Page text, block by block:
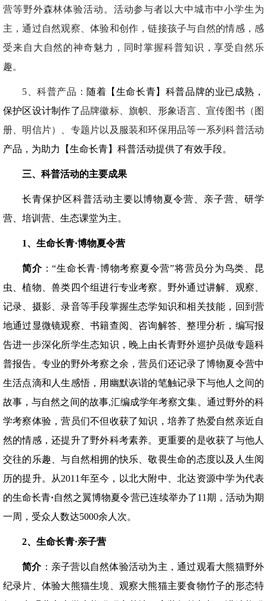
营等野外森林体验活动。活动参与者以大中城市中小学生为
主，通过自然观察、体验和创作，链接孩子与自然的情感，感
受来自大自然的神奇魅力，同时掌握科普知识，享受自然乐
趣。
5 、科普产品： 随着【生命长青】科普品牌的业已成熟，
保护区设计制作了品牌徽标、旗帜、形象语言、宣传图书（图
册、明信片）、专题片以及服装和环保用品等一系列科普活动
产品，为助力【生命长青】科普活动提供了有效手段。
三、科普活动的主要成果
长青保护区科普活动主要以博物夏令营、亲子营、研学
营、培训营、生态课堂为主。
1、生命长青·博物夏令营
简介：“生命长青·博物考察夏令营”将营员分为鸟类、昆
虫、植物、兽类四个组进行专业考察。野外通过讲解、观察、
记录、摄影、录音等手段掌握生态学知识和相关技能，回到营
地通过显微镜观察、书籍查阅、咨询解答、整理分析，编写报
告进一步深化所学生态知识，晚上由长青野外巡护员做专题科
普报告。专业的野外考察之余，营员们还记录了博物夏令营中
生活点滴和人生感悟，用幽默诙谐的笔触记录下与他人之间的
故事，与自然之间的故事,汇编成学年考察文集。通过野外的科
学考察体验，营员们不但收获了知识，培养了热爱自然亲近自
然的情感，还提升了野外科考素养。更重要的是收获了与他人
交往的乐趣、与自然相拥的快乐、敬畏生命的态度以及人生阅
历的提升。从2011年至今，以北大附中、北达资源中学为代表
的生命长青·自然之翼博物夏令营已连续举办了11期，活动为期
一周，受众人数达5000余人次。
2、 生命长青·亲子营
简介：亲子营以自然体验活动为主，通过观看大熊猫野外
纪录片、体验大熊猫生境、观察大熊猫主要食物竹子的形态特